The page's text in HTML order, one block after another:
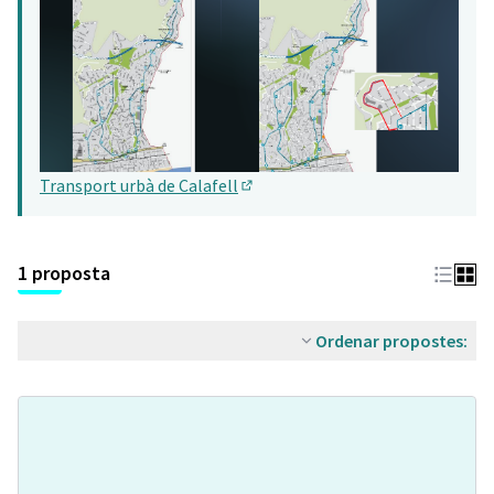
Transport urbà de Calafell
1 proposta
Ordenar propostes: